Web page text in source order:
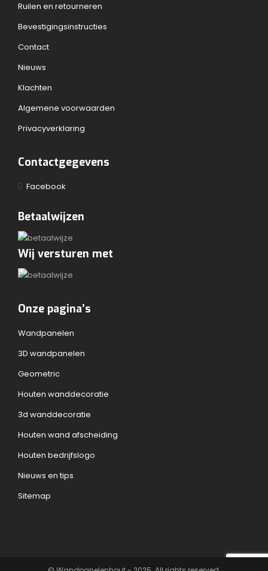
Ruilen en retourneren
Bevestigingsinstructies
Contact
Nieuws
Klachten
Algemene voorwaarden
Privacyverklaring
Contactgegevens
Facebook
Betaalwijzen
Wij versturen met
Onze pagina’s
Wandpanelen
3D wandpanelen
Geometric
Houten wanddecoratie
3d wanddecoratie
Houten wand afscheiding
Houten bedrijfslogo
Nieuws en tips
Sitemap